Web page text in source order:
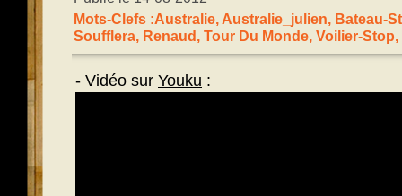
Mots-Clefs :Australie, Australie_julien, Bateau-
Soufflera, Renaud, Tour Du Monde, Voilier-Stop,
- Vidéo sur Youku :